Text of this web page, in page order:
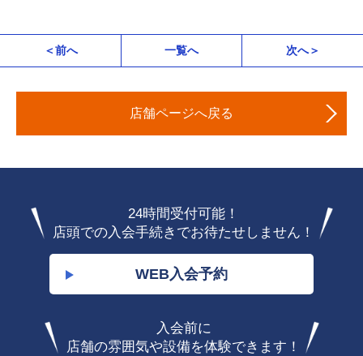
＜前へ 一覧へ 次へ＞
店舗ページへ戻る
24時間受付可能！
店頭での入会手続きでお待たせしません！
WEB入会予約
入会前に
店舗の雰囲気や設備を体験できます！